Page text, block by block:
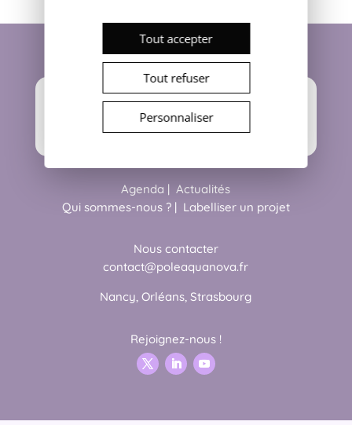
Agenda |Actualités
Qui sommes-nous ?| Labelliser un projet
Nous contacter
contact@poleaquanova.fr
Nancy, Orléans, Strasbourg
Rejoignez-nous !
Tout accepter
Tout refuser
Personnaliser